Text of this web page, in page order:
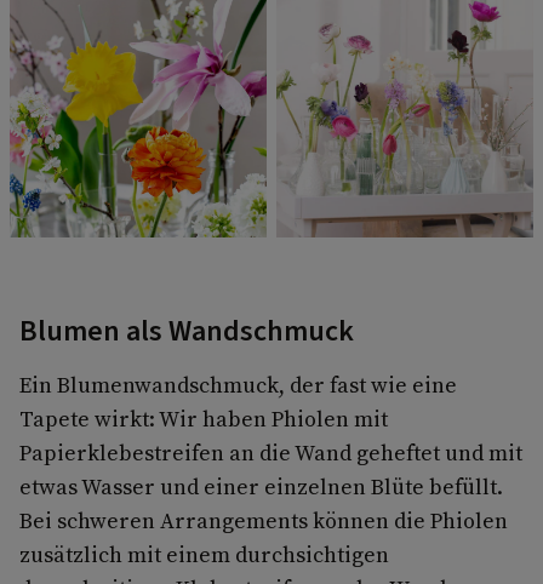
Blumen als Wandschmuck
Ein Blumenwandschmuck, der fast wie eine
Tapete wirkt: Wir haben Phiolen mit
Papierklebestreifen an die Wand geheftet und mit
etwas Wasser und einer einzelnen Blüte befüllt.
Bei schweren Arrangements können die Phiolen
zusätzlich mit einem durchsichtigen